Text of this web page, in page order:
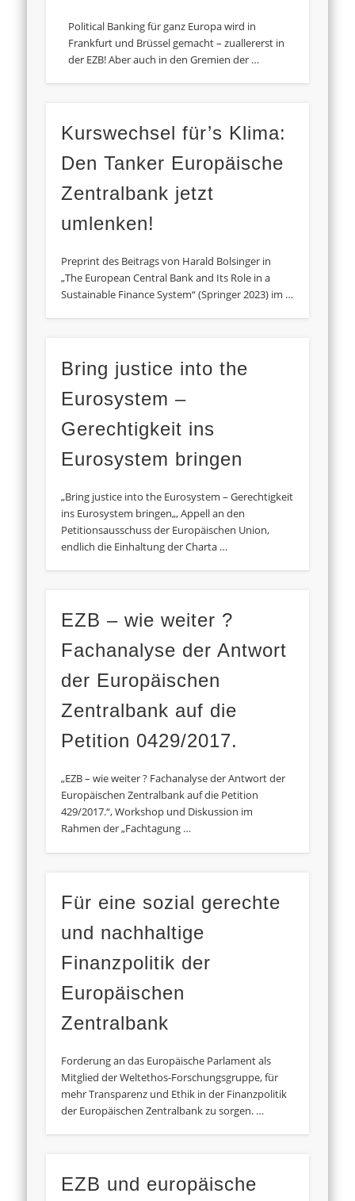
Political Banking für ganz Europa wird in
Frankfurt und Brüssel gemacht – zuallererst in
der EZB! Aber auch in den Gremien der …
Kurswechsel für’s Klima:
Den Tanker Europäische
Zentralbank jetzt
umlenken!
Preprint des Beitrags von Harald Bolsinger in
„The European Central Bank and Its Role in a
Sustainable Finance System“ (Springer 2023) im …
Bring justice into the
Eurosystem –
Gerechtigkeit ins
Eurosystem bringen
„Bring justice into the Eurosystem – Gerechtigkeit
ins Eurosystem bringen„, Appell an den
Petitionsausschuss der Europäischen Union,
endlich die Einhaltung der Charta …
EZB – wie weiter ?
Fachanalyse der Antwort
der Europäischen
Zentralbank auf die
Petition 0429/2017.
„EZB – wie weiter ? Fachanalyse der Antwort der
Europäischen Zentralbank auf die Petition
429/2017.“, Workshop und Diskussion im
Rahmen der „Fachtagung …
Für eine sozial gerechte
und nachhaltige
Finanzpolitik der
Europäischen
Zentralbank
Forderung an das Europäische Parlament als
Mitglied der Weltethos-Forschungsgruppe, für
mehr Transparenz und Ethik in der Finanzpolitik
der Europäischen Zentralbank zu sorgen. …
EZB und europäische